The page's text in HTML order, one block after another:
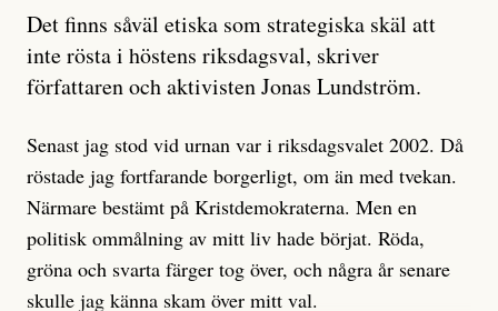
Artikeln undersöker inte, som ETC påstår, ”vad som
är sant, vad som är rykten”, utan den bidrar bara till
ännu mer ryktesspridning. Det finns inte ett enda bevis
misstänkta personen är en infiltratör. Det som läsaren
får veta är att personen har ändrat sina politiska åsikter
under åren, att den har raderat tidigare innehåll på sina
sociala medier, att artikelns författare inte förstår sig
på personens ekonomi och att det tydligen finns
anonyma röster inom rörelsen som säger saker som
Det finns såväl etiska som strategiska skäl att
inte rösta i höstens riksdagsval, skriver
författaren och aktivisten Jonas Lundström.
Senast jag stod vid urnan var i riksdagsvalet 2002. Då
röstade jag fortfarande borgerligt, om än med tvekan.
Närmare bestämt på Kristdemokraterna. Men en
politisk ommålning av mitt liv hade börjat. Röda,
gröna och svarta färger tog över, och några år senare
skulle jag känna skam över mitt val.